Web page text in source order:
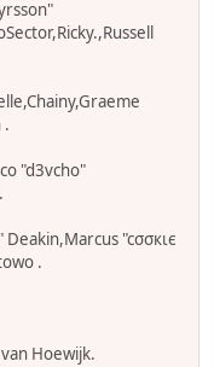
.
"d3vcho"
"cσσкιє
.
Hoewijk.